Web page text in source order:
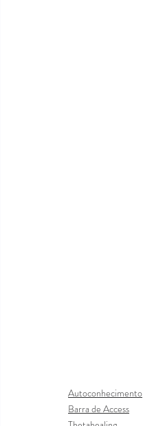
Autoconhecimento
Barra de Access